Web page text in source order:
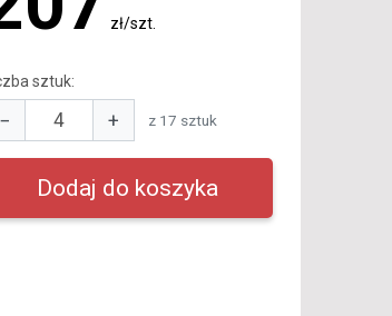
zł/szt.
sztuk:
− + z 17 sztuk